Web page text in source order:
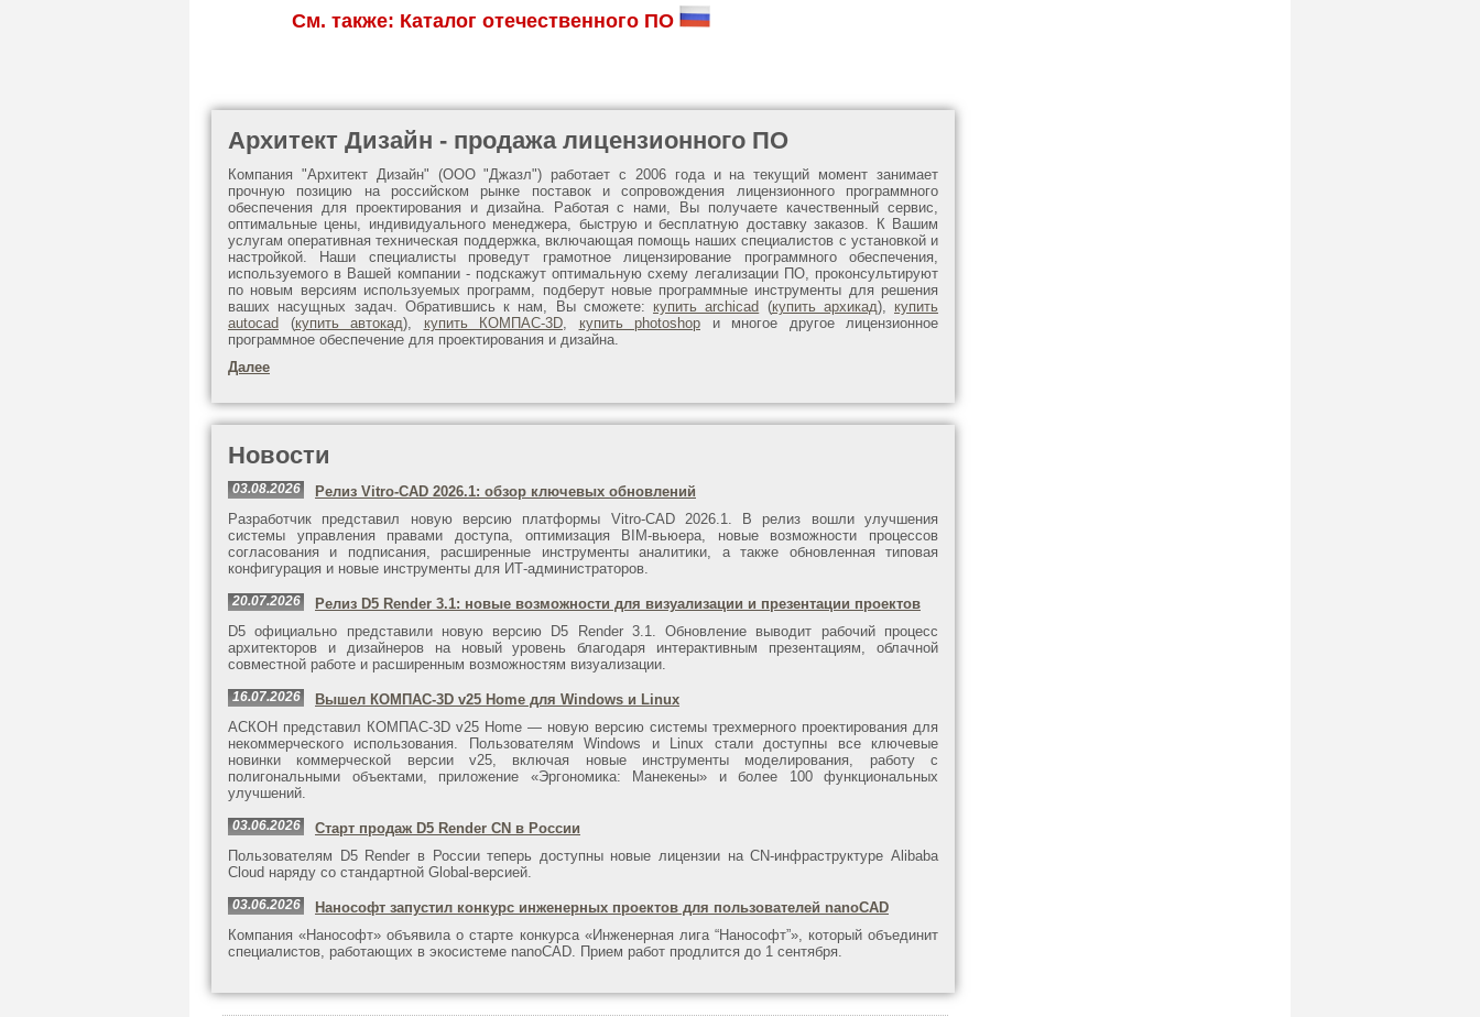
См. также: Каталог отечественного ПО
Архитект Дизайн - продажа лицензионного ПО
Компания "Архитект Дизайн" (ООО "Джазл") работает с 2006 года и на текущий момент занимает
прочную позицию на российском рынке поставок и сопровождения лицензионного программного
обеспечения для проектирования и дизайна. Работая с нами, Вы получаете качественный сервис,
оптимальные цены, индивидуального менеджера, быструю и бесплатную доставку заказов. К Вашим
услугам оперативная техническая поддержка, включающая помощь наших специалистов с установкой и
настройкой. Наши специалисты проведут грамотное лицензирование программного обеспечения,
используемого в Вашей компании - подскажут оптимальную схему легализации ПО, проконсультируют
по новым версиям используемых программ, подберут новые программные инструменты для решения
ваших насущных задач. Обратившись к нам, Вы сможете: купить archicad (купить архикад), купить
autocad (купить автокад), купить КОМПАС-3D, купить photoshop и многое другое лицензионное
программное обеспечение для проектирования и дизайна.
Далее
Новости
03.08.2026
Релиз Vitro-CAD 2026.1: обзор ключевых обновлений
Разработчик представил новую версию платформы Vitro-CAD 2026.1. В релиз вошли улучшения
системы управления правами доступа, оптимизация BIM-вьюера, новые возможности процессов
согласования и подписания, расширенные инструменты аналитики, а также обновленная типовая
конфигурация и новые инструменты для ИТ-администраторов.
20.07.2026
Релиз D5 Render 3.1: новые возможности для визуализации и презентации проектов
D5 официально представили новую версию D5 Render 3.1. Обновление выводит рабочий процесс
архитекторов и дизайнеров на новый уровень благодаря интерактивным презентациям, облачной
совместной работе и расширенным возможностям визуализации.
16.07.2026
Вышел КОМПАС-3D v25 Home для Windows и Linux
АСКОН представил КОМПАС-3D v25 Home — новую версию системы трехмерного проектирования для
некоммерческого использования. Пользователям Windows и Linux стали доступны все ключевые
новинки коммерческой версии v25, включая новые инструменты моделирования, работу с
полигональными объектами, приложение «Эргономика: Манекены» и более 100 функциональных
улучшений.
03.06.2026
Старт продаж D5 Render CN в России
Пользователям D5 Render в России теперь доступны новые лицензии на CN-инфраструктуре Alibaba
Cloud наряду со стандартной Global-версией.
03.06.2026
Нанософт запустил конкурс инженерных проектов для пользователей nanoCAD
Компания «Нанософт» объявила о старте конкурса «Инженерная лига “Нанософт”», который объединит
специалистов, работающих в экосистеме nanoCAD. Прием работ продлится до 1 сентября.